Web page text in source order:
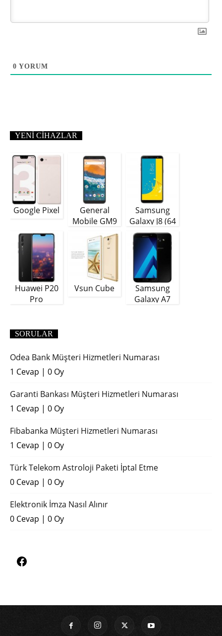
0 YORUM
YENI CIHAZLAR
Google Pixel
General
Mobile GM9
Samsung
Galaxy J8 (64
GB)
Huawei P20
Pro
Vsun Cube
Samsung
Galaxy A7
SORULAR
Odea Bank Müşteri Hizmetleri Numarası
1 Cevap | 0 Oy
Garanti Bankası Müşteri Hizmetleri Numarası
1 Cevap | 0 Oy
Fibabanka Müşteri Hizmetleri Numarası
1 Cevap | 0 Oy
Türk Telekom Astroloji Paketi İptal Etme
0 Cevap | 0 Oy
Elektronik İmza Nasıl Alınır
0 Cevap | 0 Oy